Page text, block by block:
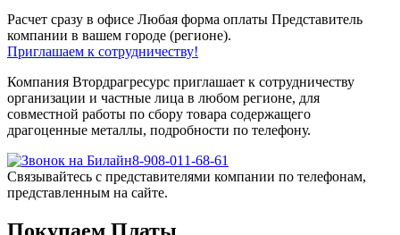
Расчет сразу в офисе Любая форма оплаты Представитель
компании в вашем городе (регионе).
Приглашаем к сотрудничеству!
Компания Втордрагресурс приглашает к сотрудничеству
организации и частные лица в любом регионе, для
совместной работы по сбору товара содержащего
драгоценные металлы, подробности по телефону.
8-908-011-68-61
Связывайтесь с представителями компании по телефонам,
представленным на сайте.
Покупаем Платы